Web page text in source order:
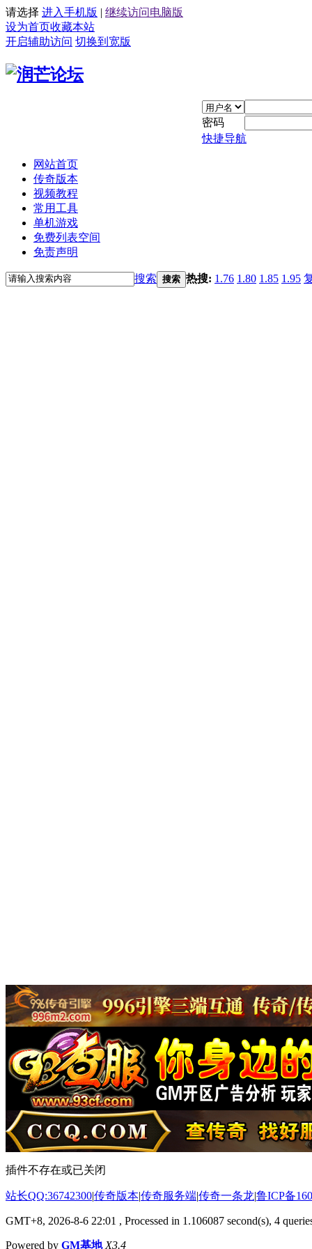
请选择 进入手机版 | 继续访问电脑版
设为首页收藏本站
开启辅助访问 切换到宽版
密码
快捷导航
网站首页
传奇版本
视频教程
常用工具
单机游戏
免费列表空间
免责声明
搜索 搜索 热搜: 1.76 1.80 1.85 1.95
插件不存在或已关闭
站长QQ:36742300|传奇版本|传奇服务端|传奇一条龙|鲁ICP备
GMT+8, 2026-8-6 22:01 , Processed in 1.106087 second(s), 4
Powered by GM基地 X3.4